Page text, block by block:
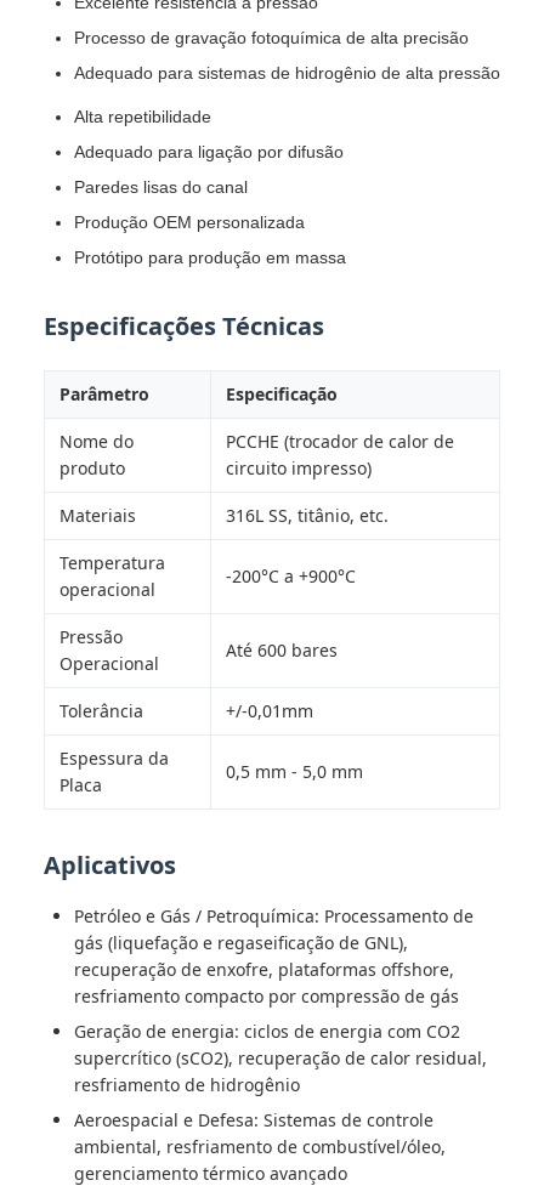
Processo de gravação fotoquímica de alta precisão
Adequado para sistemas de hidrogênio de alta pressão
Alta repetibilidade
Adequado para ligação por difusão
Paredes lisas do canal
Produção OEM personalizada
Protótipo para produção em massa
Especificações Técnicas
Parâmetro Especificação
Nome do
produto
PCCHE (trocador de calor de
circuito impresso)
Materiais 316L SS, titânio, etc.
Temperatura
operacional
-200°C a +900°C
Pressão
Operacional
Até 600 bares
Tolerância +/-0,01mm
Espessura da
Placa
0,5 mm - 5,0 mm
Aplicativos
Petróleo e Gás / Petroquímica: Processamento de
gás (liquefação e regaseificação de GNL),
recuperação de enxofre, plataformas offshore,
resfriamento compacto por compressão de gás
Geração de energia: ciclos de energia com CO2
supercrítico (sCO2), recuperação de calor residual,
resfriamento de hidrogênio
Aeroespacial e Defesa: Sistemas de controle
ambiental, resfriamento de combustível/óleo,
gerenciamento térmico avançado